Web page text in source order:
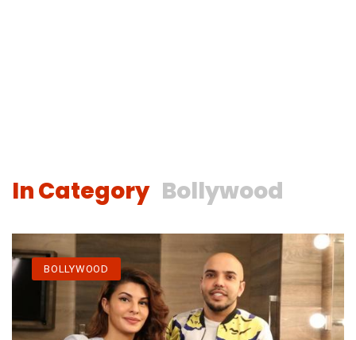
In Category Bollywood
BOLLYWOOD